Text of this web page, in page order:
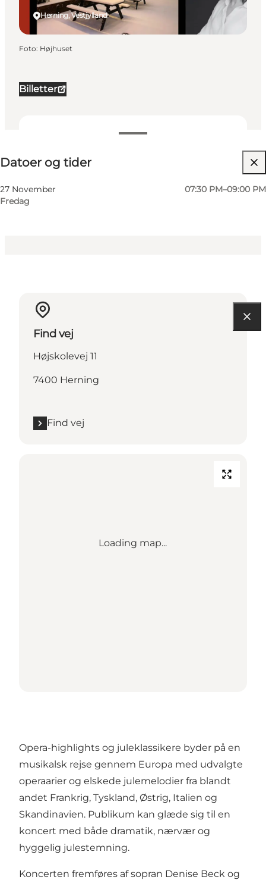
Billetter
Datoer og tider
27 November
Fredag
07:30 PM–09:00 PM
Besøg hjemmeside
Min virksomhed, Mig selv, Min partner, Venner,
Herning, Vestjylland
Foto: Højhuset
Find vej
Højskolevej 11
7400 Herning
Find vej
Loading map...
Opera-highlights og juleklassikere byder på en
musikalsk rejse gennem Europa med udvalgte
operaarier og elskede julemelodier fra blandt
andet Frankrig, Tyskland, Østrig, Italien og
Skandinavien. Publikum kan glæde sig til en
koncert med både dramatik, nærvær og
hyggelig julestemning.
Koncerten fremføres af sopran Denise Beck og